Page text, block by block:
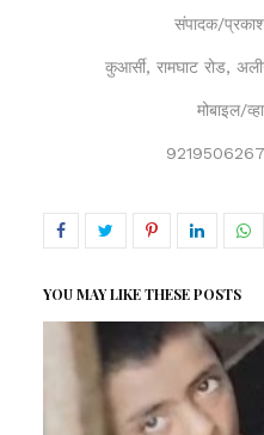
संपादक/
कुआर्सी, रामघाट रोड,
मोबाइल/
YOU MAY LIKE THESE POSTS